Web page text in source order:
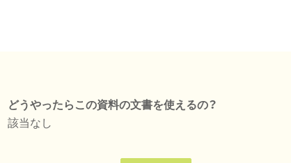
どうやったらこの資料の文書を使えるの？
該当なし